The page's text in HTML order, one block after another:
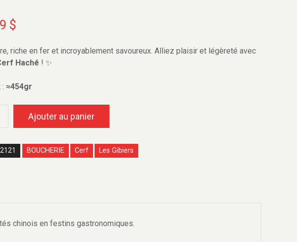
$
riche en fer et incroyablement savoureux. Alliez plaisir et légèreté avec
H aché ! ✨
: ≈454gr
Ajouter au panier
2121 BOUCHERIE Cerf Les Gibiers
chinois en festins gastronomiques.